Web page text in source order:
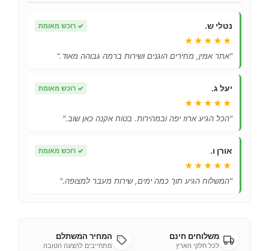
נטלי ש. ✓ רוכש מאומת
★★★★★
"אתר אמין, מחירים הוגנים ושירות ברמה גבוהה מאוד."
יעל ג. ✓ רוכש מאומת
★★★★★
"הכל הגיע ארוז יפה ובמהירות. בטוח אקנה כאן שוב."
אורן ו. ✓ רוכש מאומת
★★★★★
"המשלוח הגיע תוך כמה ימים, שירות מעבר למצופה."
משלוחים חינם
לכל חלקי הארץ
המחיר המשתלם
מתחייבים להצעה הטובה